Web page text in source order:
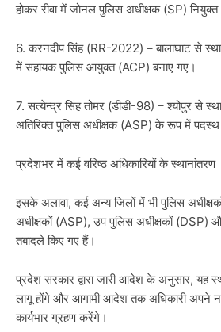
होकर रीवा में जोनल पुलिस अधीक्षक (SP)
6. करनदीप सिंह (RR-2022) – बालाघाट से
में सहायक पुलिस आयुक्त (ACP) बनाए गए।
7. सत्येन्द्र सिंह तोमर (डीडी-98) – श्योपुर से
अतिरिक्त पुलिस अधीक्षक (ASP) के रूप में
प्रदेशभर में कई वरिष्ठ अधिकारियों के स्थानांतरण
इसके अलावा, कई अन्य जिलों में भी पुलिस
अधीक्षकों (ASP), उप पुलिस अधीक्षकों (DSP)
तबादले किए गए हैं।
प्रदेश सरकार द्वारा जारी आदेश के अनुसार, यह
लागू होंगे और आगामी आदेश तक अधिकारी अपने
कार्यभार ग्रहण करेंगे।